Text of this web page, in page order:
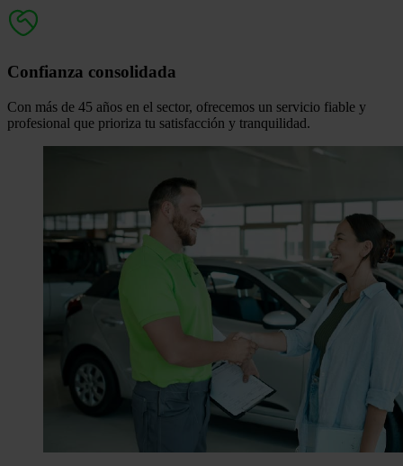
Confianza consolidada
Con más de 45 años en el sector, ofrecemos un servicio fiable y
profesional que prioriza tu satisfacción y tranquilidad.